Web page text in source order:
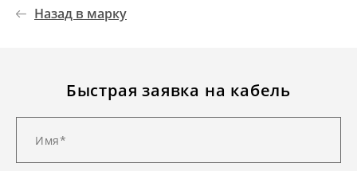
Назад в марку
Быстрая заявка на кабель